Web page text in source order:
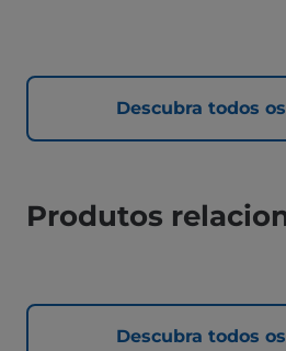
Descubra todos
Produtos
Descubra todos